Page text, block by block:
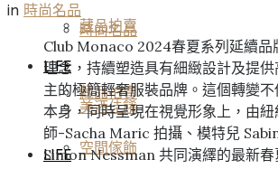
時尚名品
藏品拍賣
LIFE
藏品拍賣
LIFE
美酒佳餚
空間傢飾
in 時尚名品
Club Monaco 2024春夏系列延續品
理念，持續塑造具有細緻設計及提
主的極簡輕奢服裝品牌。這個轉變
本身，同時呈現在視覺形象上，由
師-Sacha Maric 拍攝、模特兒
Simon Nessman 共同演繹的最新春